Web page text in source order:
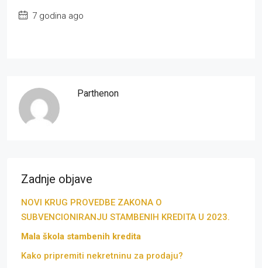
7 godina ago
Parthenon
Zadnje objave
NOVI KRUG PROVEDBE ZAKONA O
SUBVENCIONIRANJU STAMBENIH KREDITA U 2023.
Mala škola stambenih kredita
Kako pripremiti nekretninu za prodaju?